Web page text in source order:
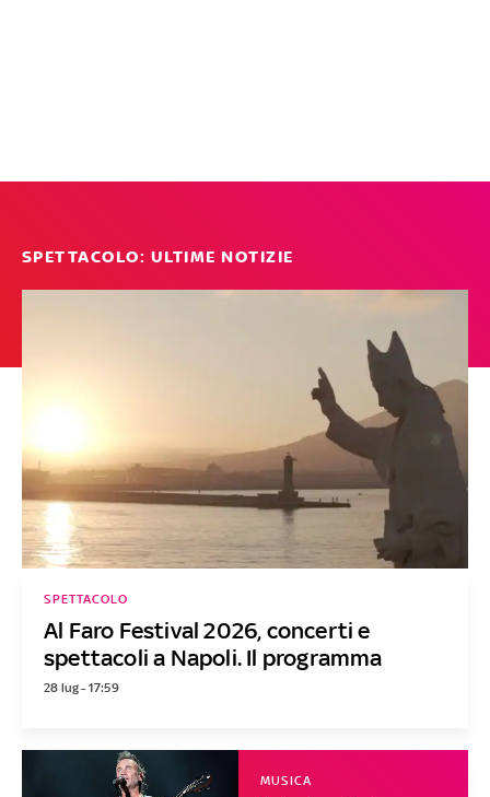
SPETTACOLO: ULTIME NOTIZIE
Al Faro Festival 2026, concerti e
spettacoli a Napoli. Il programma
SPETTACOLO
28 lug - 17:59
MUSICA